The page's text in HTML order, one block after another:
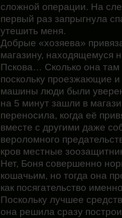
сложной операции. На
первый раз запрыгнула
утешить меня.
Добрые «хозяева»
магазину, находящемуся
Пскова… Сколько она там
поскольку проезжающие
машины люди были
на 5 минут зашли в
переносила, когда её
вместе с другими даже
вероломного
кров местные
Нет, Боня совершенно
кошачьим, но тогда она
как посягательство
Поскольку лучшее
она решила сразу